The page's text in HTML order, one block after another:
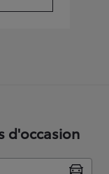
d'occasion